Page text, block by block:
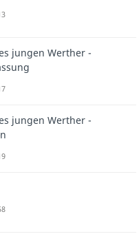
jungen Werther -
jungen Werther -